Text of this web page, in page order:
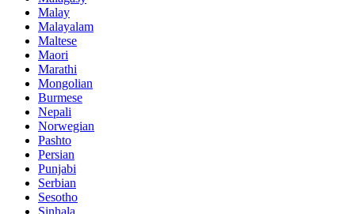
Malay
Malayalam
Maltese
Maori
Marathi
Mongolian
Burmese
Nepali
Norwegian
Pashto
Persian
Punjabi
Serbian
Sesotho
Sinhala